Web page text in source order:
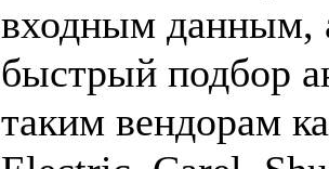
входным данным,
быстрый подбор
таким вендорам